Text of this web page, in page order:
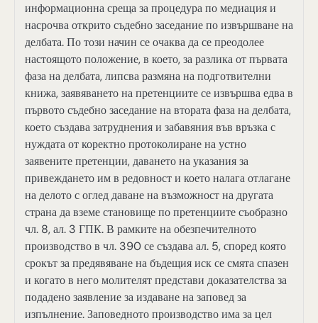
информационна среща за процедура по медиация и
насрочва открито съдебно заседание по извършване на
делбата. По този начин се очаква да се преодолее
настоящото положение, в което, за разлика от първата
фаза на делбата, липсва размяна на подготвителни
книжа, заявяването на претенциите се извършва едва в
първото съдебно заседание на втората фаза на делбата,
което създава затруднения и забавяния във връзка с
нуждата от коректно протоколиране на устно
заявените претенции, даването на указания за
привеждането им в редовност и което налага отлагане
на делото с оглед даване на възможност на другата
страна да вземе становище по претенциите съобразно
чл. 8, ал. 3 ГПК. В рамките на обезпечителното
производство в чл. 390 се създава ал. 5, според която
срокът за предявяване на бъдещия иск се смята спазен
и когато в него молителят представи доказателства за
подадено заявление за издаване на заповед за
изпълнение. Заповедното производство има за цел